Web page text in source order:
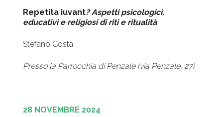
Repetita iuvant? Aspetti psicologici,
educativi e religiosi di riti e ritualità
Stefano Costa
Presso la Parrocchia di Penzale (via Penzale, 27)
28 NOVEMBRE 2024